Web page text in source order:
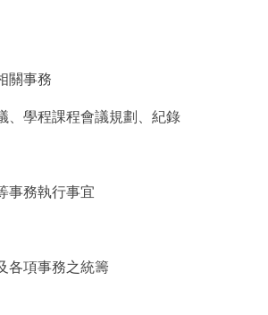
關事務
、學程課程會議規劃、紀錄
事務執行事宜
各項事務之統籌